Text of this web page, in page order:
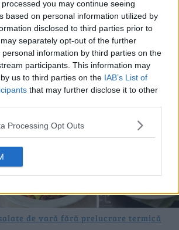
you may continue seeing
based on personal information utilized by
disclosed to third parties prior to
separately opt-out of the further
information by third parties on the
participants. This information may
us to third parties on the IAB’s List of
that may further disclose it to other
Processing Opt Outs
ULTIMELE ȘTIRI
de vară fără prelucrare termică